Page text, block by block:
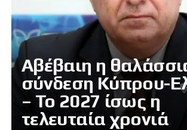
Αβέβαιη η
σύνδεση Κύπρου-
– Το 2027 ίσως η
τελευταία χρονιά